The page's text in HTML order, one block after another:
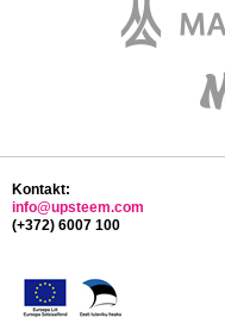
Kontakt:
info@upsteem.com
(+372) 6007 100